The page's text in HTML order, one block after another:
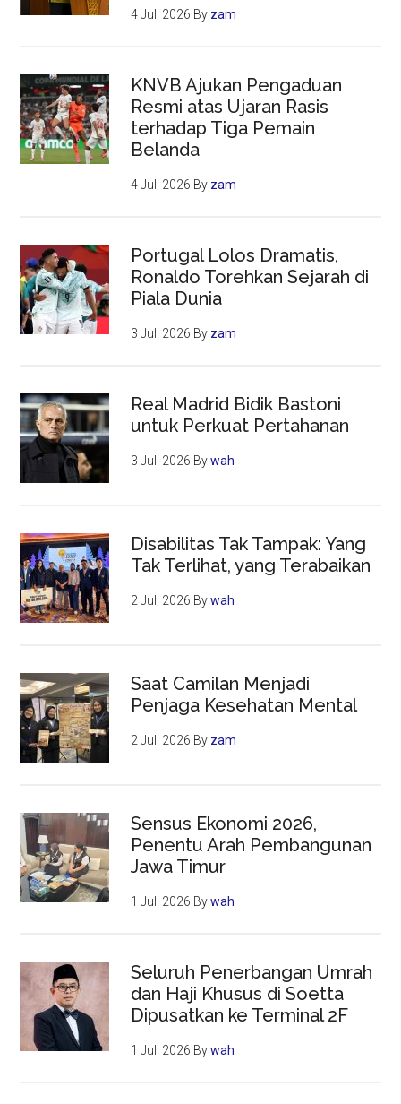
4 Juli 2026 By zam
KNVB Ajukan Pengaduan
Resmi atas Ujaran Rasis
terhadap Tiga Pemain
Belanda
4 Juli 2026 By zam
Portugal Lolos Dramatis,
Ronaldo Torehkan Sejarah di
Piala Dunia
3 Juli 2026 By zam
Real Madrid Bidik Bastoni
untuk Perkuat Pertahanan
3 Juli 2026 Bywah
Disabilitas Tak Tampak: Yang
Tak Terlihat, yang Terabaikan
2 Juli 2026 Bywah
Saat Camilan Menjadi
Penjaga Kesehatan Mental
2 Juli 2026 By zam
Sensus Ekonomi 2026,
Penentu Arah Pembangunan
Jawa Timur
1 Juli 2026 Bywah
Seluruh Penerbangan Umrah
dan Haji Khusus di Soetta
Dipusatkan ke Terminal 2F
1 Juli 2026 Bywah